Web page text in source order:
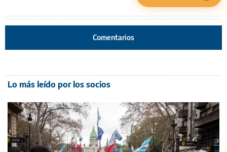
Comentarios
Lo más leído por los socios